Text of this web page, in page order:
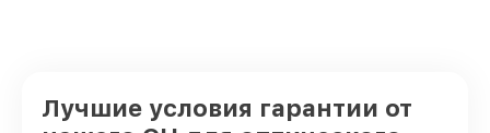
Лучшие условия гарантии от